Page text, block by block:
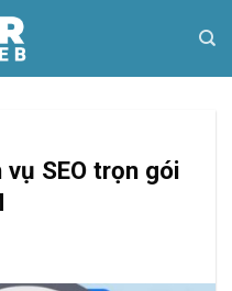
SEO trọn gói